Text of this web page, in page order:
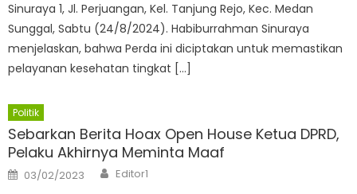
Sinuraya 1, Jl. Perjuangan, Kel. Tanjung Rejo, Kec. Medan
Sunggal, Sabtu (24/8/2024). Habiburrahman Sinuraya
menjelaskan, bahwa Perda ini diciptakan untuk memastikan
pelayanan kesehatan tingkat […]
Politik
Sebarkan Berita Hoax Open House Ketua DPRD,
Pelaku Akhirnya Meminta Maaf
Posted
on
03/02/2023 Author
Editor1